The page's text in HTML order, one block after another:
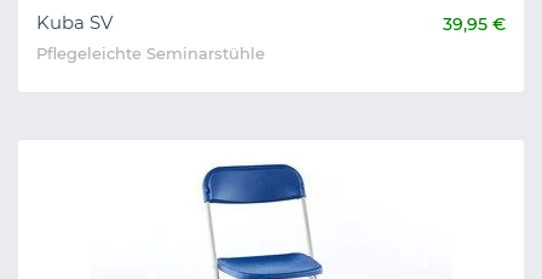
Kuba SV 39,95 €
Pflegeleichte Seminarstühle